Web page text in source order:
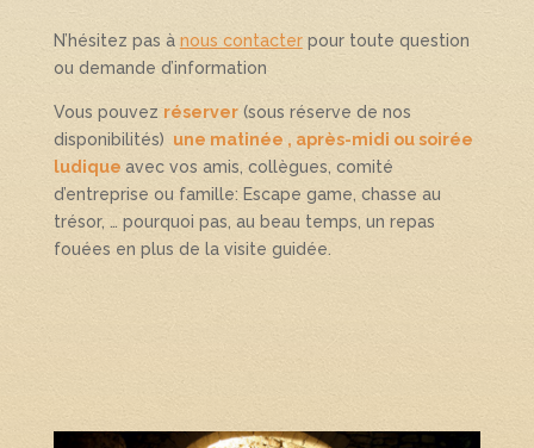
N’hésitez pas à nous contacterpour toute question
ou demande d’information
Vous pouvez réserver(sous réserve de nos
disponibilités) une matinée , après-midi ou soirée
ludique avec vos amis, collègues, comité
d’entreprise ou famille: Escape game, chasse au
trésor, … pourquoi pas, au beau temps, un repas
fouées en plus de la visite guidée.